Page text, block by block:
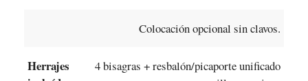
Colocación opcional sin clavos.
Herrajes
4 bisagras + resbalón/picaporte unificado